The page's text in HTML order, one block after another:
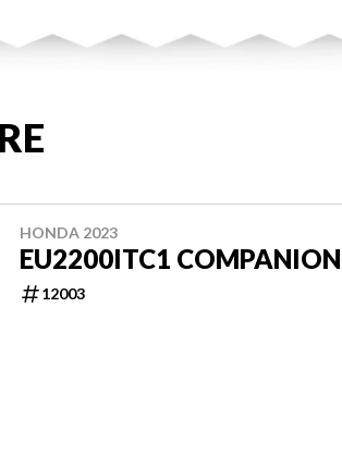
HONDA 2023
EU2200ITC1 COMPANION
12003